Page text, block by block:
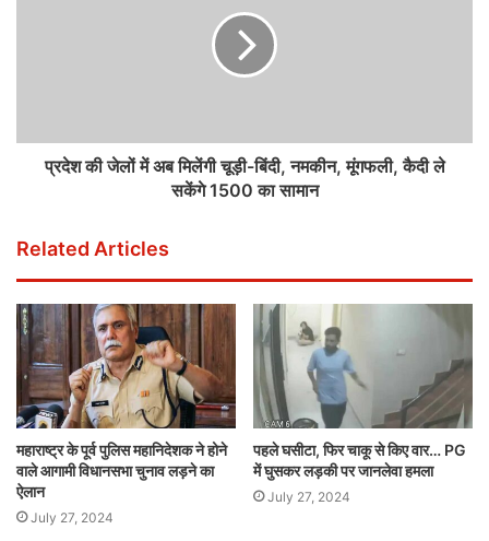
प्रदेश की जेलों में अब मिलेंगी चूड़ी-बिंदी, नमकीन, मूंगफली, कैदी ले
सकेंगे 1500 का सामान
Related Articles
महाराष्ट्र के पूर्व पुलिस महानिदेशक ने होने
वाले आगामी विधानसभा चुनाव लड़ने का
ऐलान
July 27, 2024
पहले घसीटा, फिर चाकू से किए वार… PG
में घुसकर लड़की पर जानलेवा हमला
July 27, 2024